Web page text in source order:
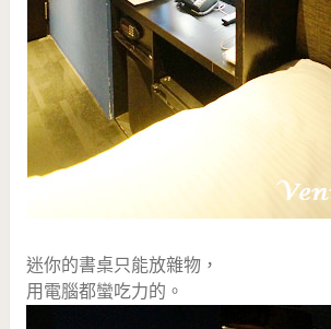
迷你的書桌只能放雜物，
用電腦都蠻吃力的。